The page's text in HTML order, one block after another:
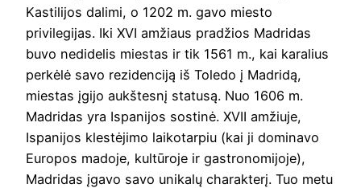
Kastilijos dalimi, o 1202 m. gavo miesto
privilegijas. Iki XVI amžiaus pradžios Madridas
buvo nedidelis miestas ir tik 1561 m., kai karalius
perkėlė savo rezidenciją iš Toledo į Madridą,
miestas įgijo aukštesnį statusą. Nuo 1606 m.
Madridas yra Ispanijos sostinė. XVII amžiuje,
Ispanijos klestėjimo laikotarpiu (kai ji dominavo
Europos madoje, kultūroje ir gastronomijoje),
Madridas įgavo savo unikalų charakterį. Tuo metu